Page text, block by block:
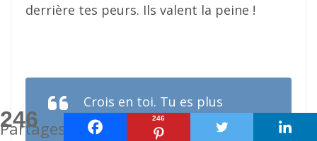
derrière tes peurs. Ils valent la peine !
Crois en toi. Tu es plus
courageux que tu ne le
246
Partages 246